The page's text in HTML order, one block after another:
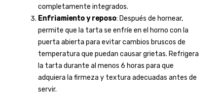
completamente integrados.
Enfriamiento y reposo: Después de hornear,
permite que la tarta se enfríe en el horno con la
puerta abierta para evitar cambios bruscos de
temperatura que puedan causar grietas. Refrigera
la tarta durante al menos 6 horas para que
adquiera la firmeza y textura adecuadas antes de
servir.